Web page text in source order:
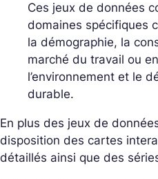
Ces jeux de données
domaines spécifiques
la démographie, la
marché du travail ou
l’environnement et le
durable.
En plus des jeux de
disposition des cartes
détaillés ainsi que des